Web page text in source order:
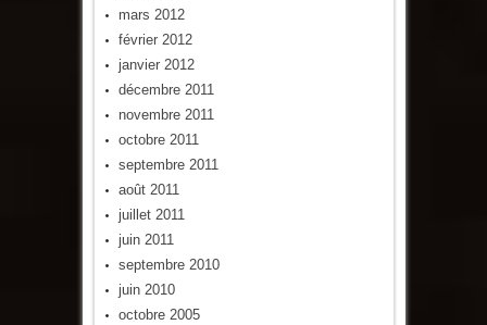
mars 2012
février 2012
janvier 2012
décembre 2011
novembre 2011
octobre 2011
septembre 2011
août 2011
juillet 2011
juin 2011
septembre 2010
juin 2010
octobre 2005